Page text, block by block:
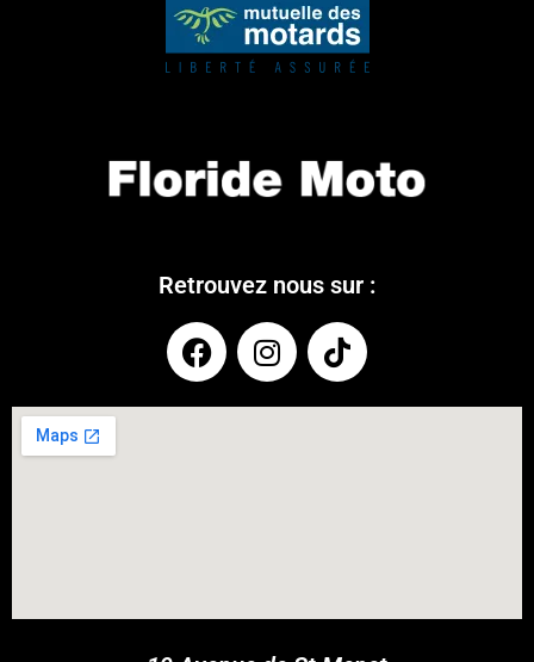
Retrouvez nous sur :